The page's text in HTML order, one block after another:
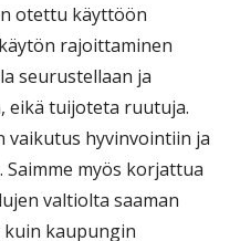
otettu käyttöön
rajoittaminen
seurustellaan ja
eikä tuijoteta ruutuja.
vaikutus hyvinvointiin ja
myös korjattua
valtiolta saaman
kaupungin